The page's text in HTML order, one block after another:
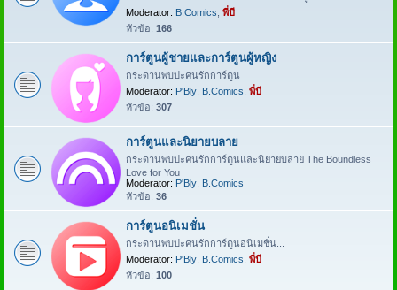
Moderator: B.Comics พี่บี
หัวข้อ: 166
การ์ตูนผู้ชายและการ์ตูนผู้หญิง
กระดานพบปะคนรักการ์ตูน
Moderator: P'Bly B.Comics พี่บี
หัวข้อ: 307
การ์ตูนและนิยายบลาย
กระดานพบปะคนรักการ์ตูนและนิยายบลาย The Boundless
Love for You
Moderator: P'Bly B.Comics
หัวข้อ: 36
การ์ตูนอนิเมชั่น
กระดานพบปะคนรักการ์ตูนอนิเมชั่น...
Moderator: P'Bly B.Comics พี่บี
หัวข้อ: 100